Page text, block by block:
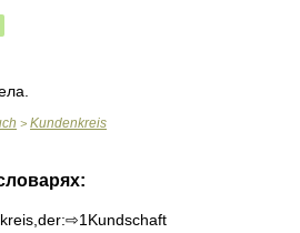
> Kundenkreis